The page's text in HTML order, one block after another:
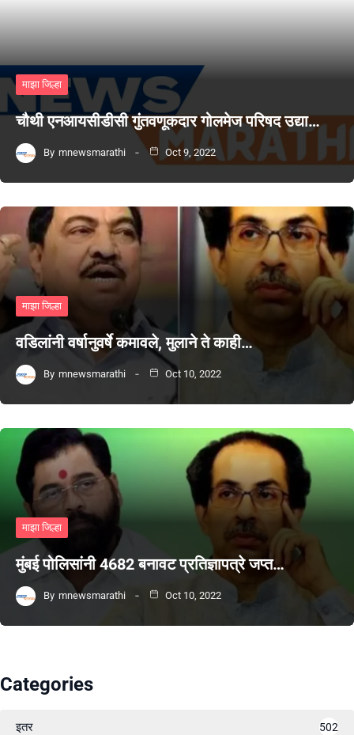
माझा जिल्हा
चौथी एनआयसीडीसी गुंतवणूकदार गोलमेज परिषद उद्या…
By mnewsmarathi Oct 9, 2022
माझा जिल्हा
वडिलांनी वर्षानुवर्षे कमावले, मुलाने ते काही…
By mnewsmarathi Oct 10, 2022
माझा जिल्हा
मुंबई पोलिसांनी 4682 बनावट प्रतिज्ञापत्रे जप्त…
By mnewsmarathi Oct 10, 2022
Categories
इतर 502